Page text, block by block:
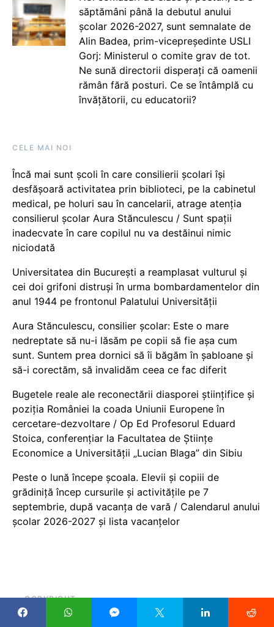
săptămâni până la debutul anului
școlar 2026-2027, sunt semnalate de
Alin Badea, prim-vicepreședinte USLI
Gorj: Ministerul o comite grav de tot.
Ne sună directorii disperați că oamenii
rămân fără posturi. Ce se întâmplă cu
învățătorii, cu educatorii?
CELE MAI NOI
Încă mai sunt școli în care consilierii școlari își
desfășoară activitatea prin biblioteci, pe la cabinetul
medical, pe holuri sau în cancelarii, atrage atenția
consilierul școlar Aura Stănculescu / Sunt spații
inadecvate în care copilul nu va destăinui nimic
niciodată
Universitatea din București a reamplasat vulturul și
cei doi grifoni distruși în urma bombardamentelor din
anul 1944 pe frontonul Palatului Universității
Aura Stănculescu, consilier școlar: Este o mare
nedreptate să nu-i lăsăm pe copii să fie așa cum
sunt. Suntem prea dornici să îi băgăm în șabloane și
să-i corectăm, să invalidăm ceea ce fac diferit
Bugetele reale ale reconectării diasporei științifice și
poziția României la coada Uniunii Europene în
cercetare-dezvoltare / Op Ed Profesorul Eduard
Stoica, conferențiar la Facultatea de Științe
Economice a Universității „Lucian Blaga” din Sibiu
Peste o lună începe școala. Elevii și copiii de
grădiniță încep cursurile și activitățile pe 7
septembrie, după vacanța de vară / Calendarul anului
școlar 2026-2027 și lista vacanțelor
COPYRIGHT